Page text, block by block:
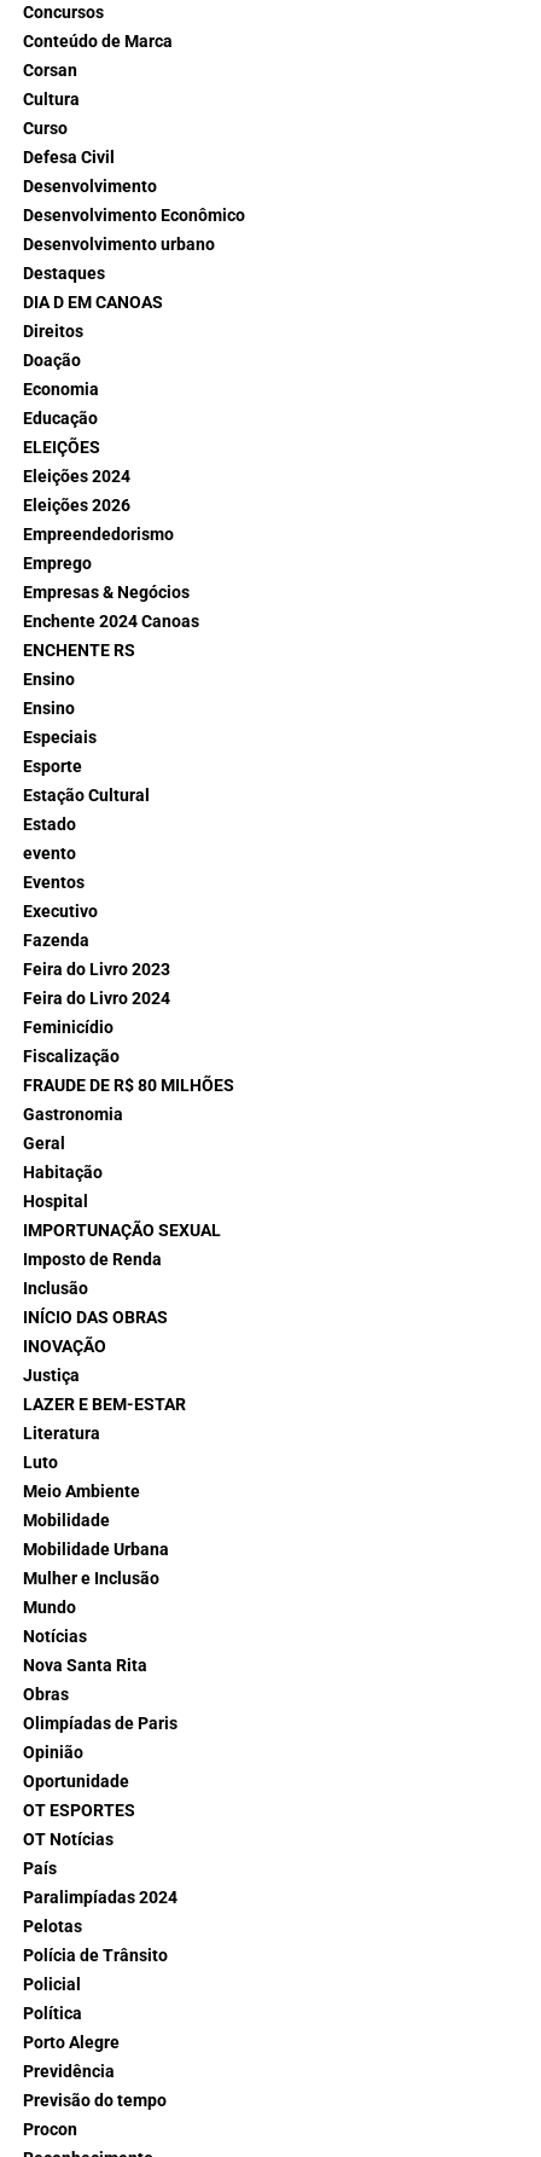
Concursos
Conteúdo de Marca
Corsan
Cultura
Curso
Defesa Civil
Desenvolvimento
Desenvolvimento Econômico
Desenvolvimento urbano
Destaques
DIA D EM CANOAS
Direitos
Doação
Economia
Educação
ELEIÇÕES
Eleições 2024
Eleições 2026
Empreendedorismo
Emprego
Empresas & Negócios
Enchente 2024 Canoas
ENCHENTE RS
Ensino
Ensino
Especiais
Esporte
Estação Cultural
Estado
evento
Eventos
Executivo
Fazenda
Feira do Livro 2023
Feira do Livro 2024
Feminicídio
Fiscalização
FRAUDE DE R$ 80 MILHÕES
Gastronomia
Geral
Habitação
Hospital
IMPORTUNAÇÃO SEXUAL
Imposto de Renda
Inclusão
INÍCIO DAS OBRAS
INOVAÇÃO
Justiça
LAZER E BEM-ESTAR
Literatura
Luto
Meio Ambiente
Mobilidade
Mobilidade Urbana
Mulher e Inclusão
Mundo
Notícias
Nova Santa Rita
Obras
Olimpíadas de Paris
Opinião
Oportunidade
OT ESPORTES
OT Notícias
País
Paralimpíadas 2024
Pelotas
Polícia de Trânsito
Policial
Política
Porto Alegre
Previdência
Previsão do tempo
Procon